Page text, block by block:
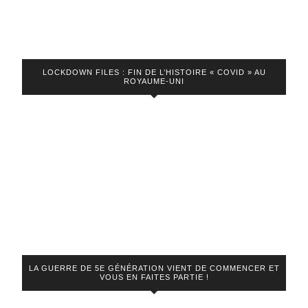
LOCKDOWN FILES : FIN DE L’HISTOIRE « COVID » AU
ROYAUME-UNI
LA GUERRE DE 5E GÉNÉRATION VIENT DE COMMENCER ET
VOUS EN FAITES PARTIE !